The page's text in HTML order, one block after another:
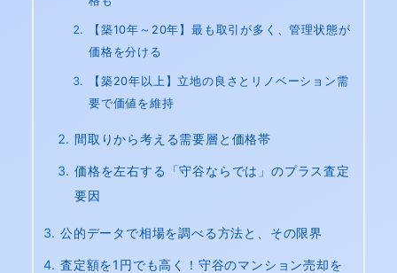
【築10年～20年】最も取引が多く、管理状態が
価格を分ける
【築20年以上】立地の良さとリノベーション需
要で価値を維持
間取りから考える需要層と価格帯
価格を左右する「守谷ならでは」のプラス査定
要因
公的データで相場を調べる方法と、その限界
査定額を1円でも高く！守谷のマンション売却を